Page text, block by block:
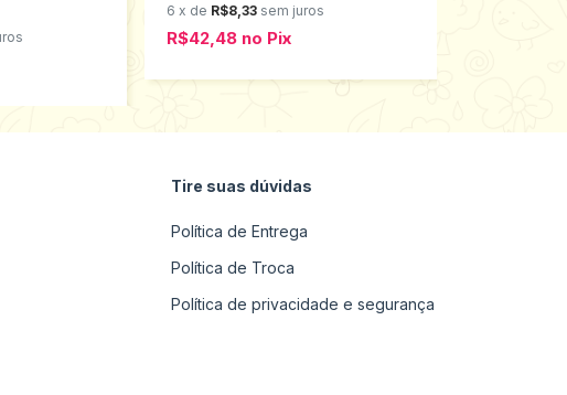
6 x de R$8,33 sem juros
R$42,48 no Pix
Tire suas dúvidas
Política de Entrega
Política de Troca
Política de privacidade e segurança